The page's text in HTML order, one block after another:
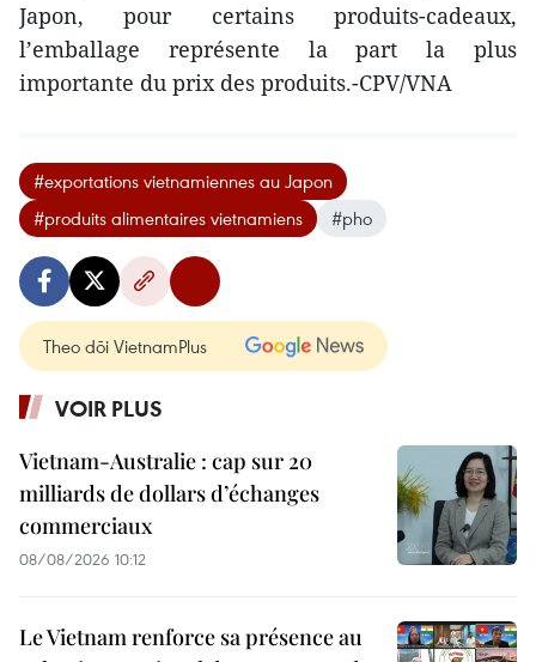
Japon, pour certains produits-cadeaux,
l’emballage représente la part la plus
importante du prix des produits.-CPV/VNA
#exportations vietnamiennes au Japon
#produits alimentaires vietnamiens
#pho
Theo dõi VietnamPlus
VOIR PLUS
Vietnam-Australie : cap sur 20
milliards de dollars d’échanges
commerciaux
08/08/2026 10:12
Le Vietnam renforce sa présence au